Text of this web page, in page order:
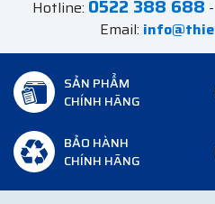
Hotline: 0522 388 688 -
Email:
SẢN PHẨM
CHÍNH HÃNG
BẢO HÀNH
CHÍNH HÃNG